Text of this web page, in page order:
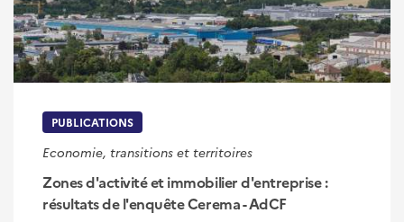
PUBLICATIONS
Economie, transitions et territoires
Zones d'activité et immobilier d'entreprise :
résultats de l'enquête Cerema - AdCF